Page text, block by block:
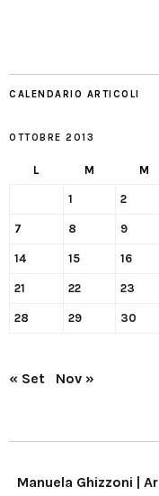
CALENDARIO ARTICOLI
OTTOBRE 2013
L M M
1 2
7 8 9
14 15 16
21 22 23
28 29 30
« Set Nov »
Manuela Ghizzoni |